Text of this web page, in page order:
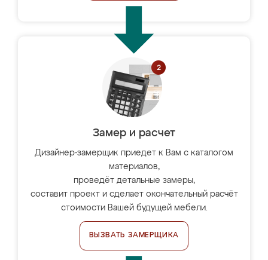
Замер и расчет
Дизайнер-замерщик приедет к Вам с каталогом
материалов,
проведёт детальные замеры,
составит проект и сделает окончательный расчёт
стоимости Вашей будущей мебели.
ВЫЗВАТЬ ЗАМЕРЩИКА